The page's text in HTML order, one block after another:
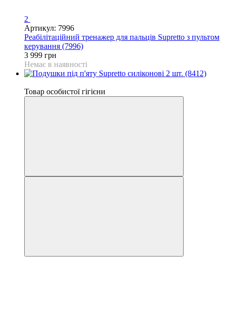
2
Артикул: 7996
Реабілітаційний тренажер для пальців Supretto з пультом
керування (7996)
3 999 грн
Немає в наявності
Товар особистої гігієни